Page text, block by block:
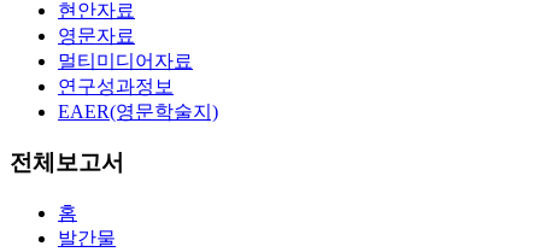
현안자료
영문자료
멀티미디어자료
연구성과정보
EAER(영문학술지)
전체보고서
홈
발간물